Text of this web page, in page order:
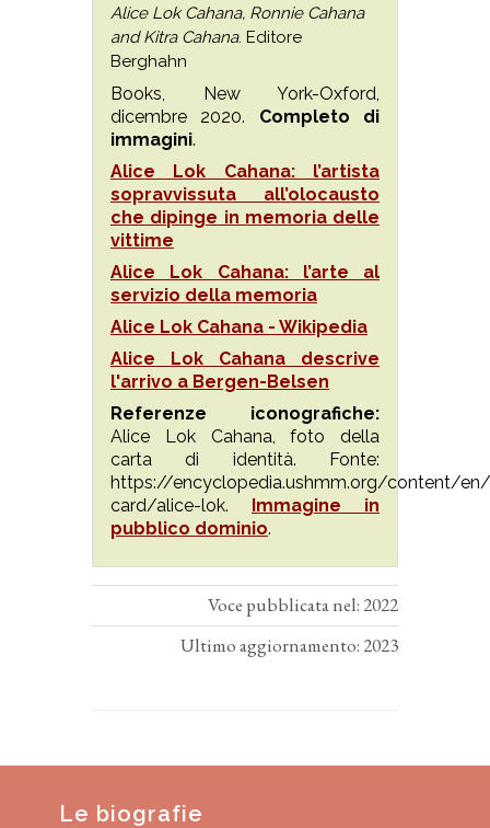
Alice Lok Cahana, Ronnie Cahana
and Kitra Cahana. Editore
Berghahn
Books, New York-Oxford,
dicembre 2020. Completo di
immagini.
Alice Lok Cahana: l’artista
sopravvissuta all’olocausto
che dipinge in memoria delle
vittime
Alice Lok Cahana: l’arte al
servizio della memoria
Alice Lok Cahana - Wikipedia
Alice Lok Cahana descrive
l'arrivo a Bergen-Belsen
Referenze iconografiche:
Alice Lok Cahana, foto della
carta di identità. Fonte:
https://encyclopedia.ushmm.org/content/
card/alice-lok. Immagine in
pubblico dominio.
Voce pubblicata nel: 2022
Ultimo aggiornamento: 2023
Le biografie